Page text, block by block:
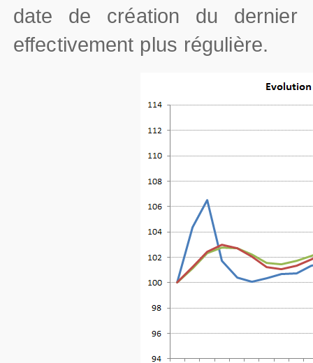
date de création du dernier
effectivement plus régulière.